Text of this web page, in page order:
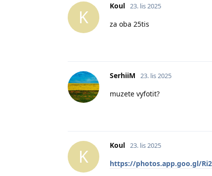
K
Koul 23. lis 2025
za oba 25tis
SerhiiM 23. lis 2025
muzete vyfotit?
K
Koul 23. lis 2025
https://photos.app.goo.gl/